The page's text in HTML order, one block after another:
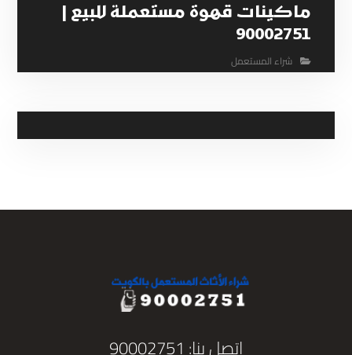
ماكينات قهوة مستعملة للبيع |
90002751
شراء المستعمل
اتصل بنا: 90002751